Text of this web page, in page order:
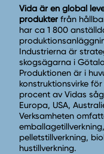
Vida är en global
produkter från
har ca 1 800
Industrierna är
skogsägarna i
Produktionen är i
konstruktionsvirke
procent av Vidas
Europa, USA,
Verksamheten
pelletstillverkning,
hustillverkning.